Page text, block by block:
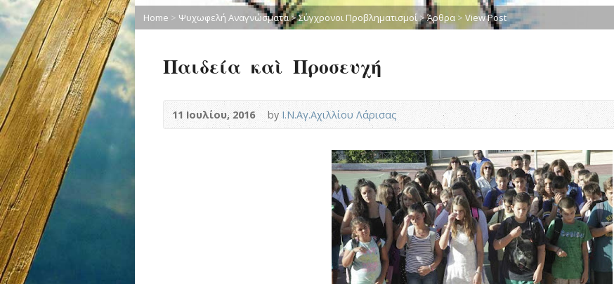
Home > Ψυχωφελή Αναγνώσματα>Σύγχρονοι Προβληματισμοί >Άρθρα > View Post
Παιδεία καὶ Προσευχή
11 Ιουλίου, 2016 byΙ.Ν.Αγ.Αχιλλίου Λάρισας